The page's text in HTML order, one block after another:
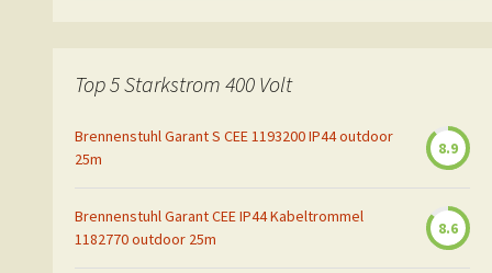
Top 5 Starkstrom 400 Volt
Brennenstuhl Garant S CEE 1193200 IP44 outdoor
25m
8.9
Brennenstuhl Garant CEE IP44 Kabeltrommel
1182770 outdoor 25m
8.6